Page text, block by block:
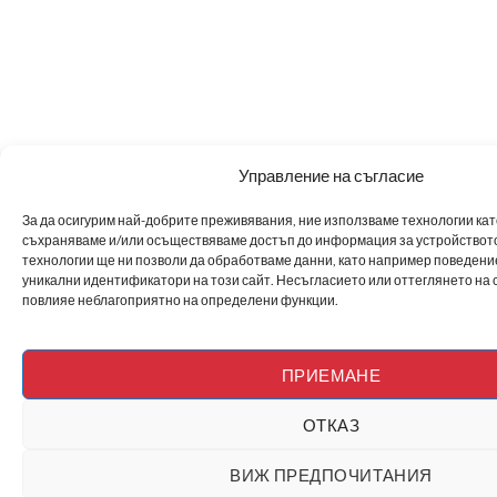
Управление на съгласие
За да осигурим най-добрите преживявания, ние използваме технологии
съхраняваме и/или осъществяваме достъп до информация за
технологии ще ни позволи да обработваме данни, като например
уникални идентификатори на този сайт. Несъгласието или оттеглянето на
повлияе неблагоприятно на определени функции.
ПРИЕМАНЕ
ОТКАЗ
ВИЖ ПРЕДПОЧИТАНИЯ